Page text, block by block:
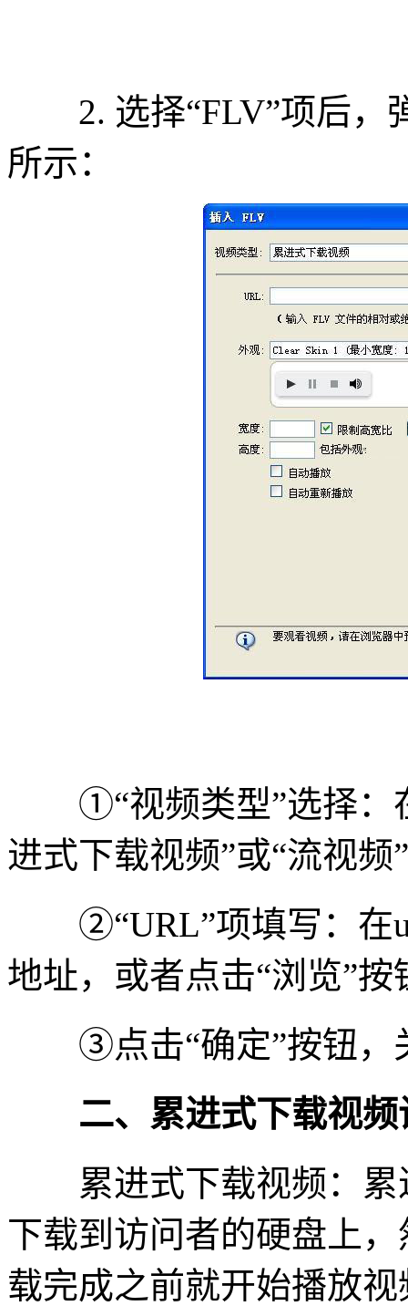
2. 选择“FLV”项后，
所示：
①“视频类型”选择：在
进式下载视频”或“流视频
②“URL”项填写：在
地址，或者点击“浏览”
③点击“确定”按钮，
二、累进式下载视频
累进式下载视频：累
下载到访问者的硬盘上
载完成之前就开始播放